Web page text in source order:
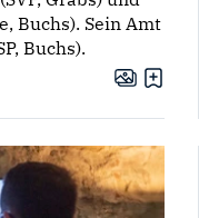
Buchs). Sein Amt
Buchs).